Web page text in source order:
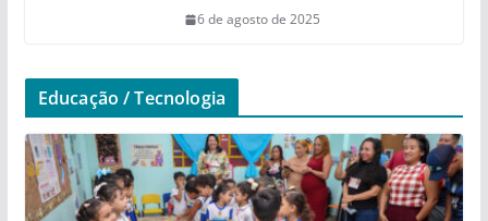
6 de agosto de 2025
Educação / Tecnologia